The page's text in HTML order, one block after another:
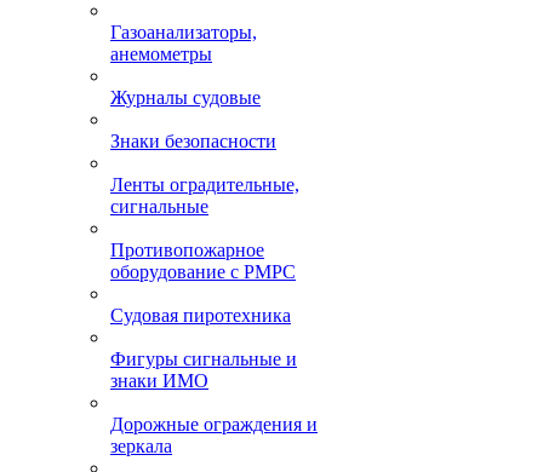
Газоанализаторы,
анемометры
Журналы судовые
Знаки безопасности
Ленты оградительные,
сигнальные
Противопожарное
оборудование с РМРС
Судовая пиротехника
Фигуры сигнальные и
знаки ИМО
Дорожные ограждения и
зеркала